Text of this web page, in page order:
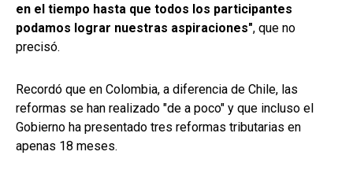
en el tiempo hasta que todos los participantes
podamos lograr nuestras aspiraciones", que no
precisó.
Recordó que en Colombia, a diferencia de Chile, las
reformas se han realizado "de a poco" y que incluso el
Gobierno ha presentado tres reformas tributarias en
apenas 18 meses.